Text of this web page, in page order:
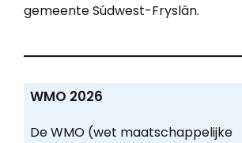
gemeente Súdwest-Fryslân.
WMO 2026
De WMO (wet maatschappelijke